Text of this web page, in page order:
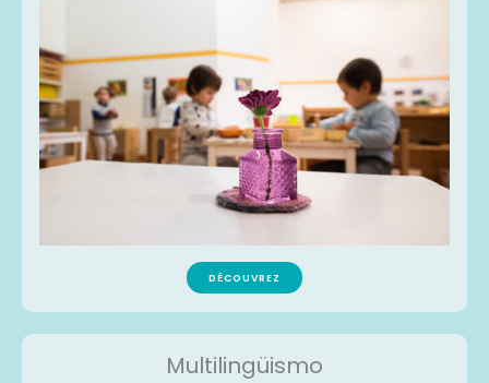
DÉCOUVREZ
Multilingüismo